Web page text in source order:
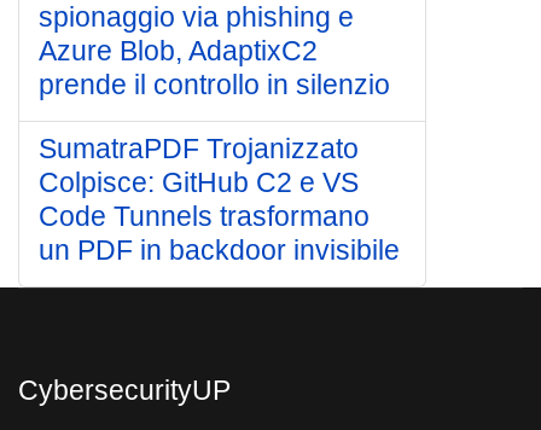
spionaggio via phishing e
Azure Blob, AdaptixC2
prende il controllo in silenzio
SumatraPDF Trojanizzato
Colpisce: GitHub C2 e VS
Code Tunnels trasformano
un PDF in backdoor invisibile
CybersecurityUP